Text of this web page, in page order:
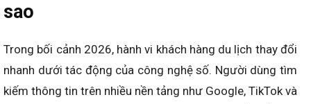
sao
Trong bối cảnh 2026, hành vi khách hàng du lịch thay đổi
nhanh dưới tác động của công nghệ số. Người dùng tìm
kiếm thông tin trên nhiều nền tảng như Google, TikTok và